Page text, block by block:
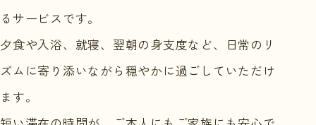
るサービスです。
夕食や入浴、就寝、翌朝の身支度など、 日常のリ
ズムに寄り添いながら穏やかに過ごしていただけ
ます。